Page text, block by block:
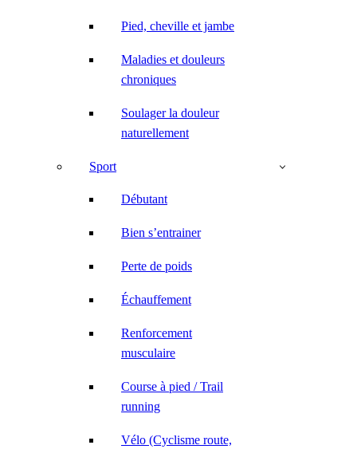
Pied, cheville et jambe
Maladies et douleurs
chroniques
Soulager la douleur
naturellement
Sport
Débutant
Bien s’entrainer
Perte de poids
Échauffement
Renforcement
musculaire
Course à pied / Trail
running
Vélo (Cyclisme route,